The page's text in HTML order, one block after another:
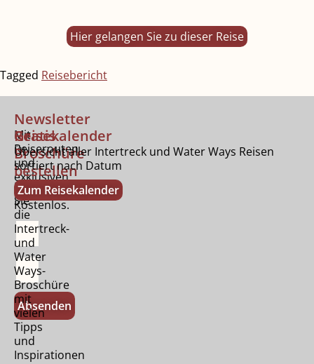
Hier gelangen Sie zu dieser Reise
Tagged Reisebericht
Newsletter
Mit
Reiserouten
und
exklusiven
Tipps.
Kostenlos.
Absenden
Gratis
Broschüre
bestellen
Bestellen
Sie
die
Intertreck-
und
Water
Ways-
Broschüre
mit
vielen
Tipps
und
Inspirationen
Reisekalender
Übersicht aller Intertreck und Water Ways Reisen
sortiert nach Datum
Zum Reisekalender